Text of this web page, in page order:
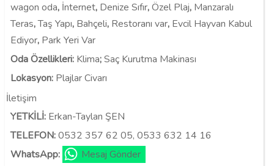
wagon oda, İnternet, Denize Sıfır,Özel Plaj, Manzaralı
Teras,Taş Yapı, Bahçeli, Restoranı var, Evcil Hayvan Kabul
Ediyor, Park Yeri Var
Oda Özellikleri: Klima;Saç Kurutma Makinası
Lokasyon: Plajlar Civarı
İletişim
YETKİLİ: Erkan-Taylan ŞEN
TELEFON:0532 357 62 05, 0533 632 14 16
WhatsApp:
Mesaj Gönder